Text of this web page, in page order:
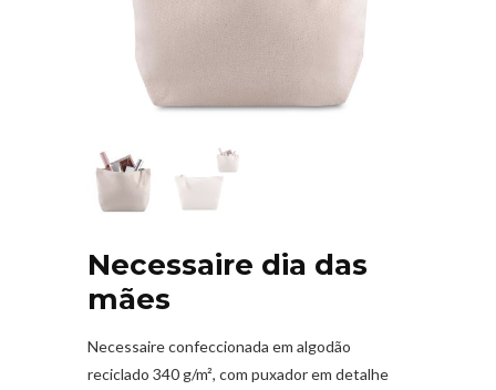
Necessaire dia das
mães
Necessaire confeccionada em algodão
reciclado 340 g/m², com puxador em detalhe